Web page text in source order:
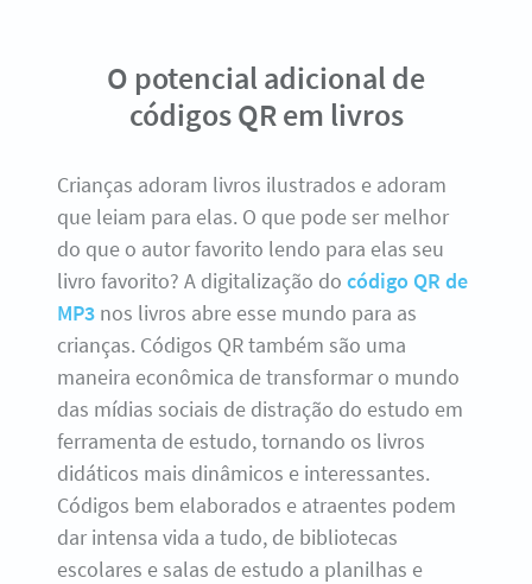
O potencial adicional de
códigos QR em livros
Crianças adoram livros ilustrados e adoram
que leiam para elas. O que pode ser melhor
do que o autor favorito lendo para elas seu
livro favorito? A digitalização do código QR de
MP3 nos livros abre esse mundo para as
crianças. Códigos QR também são uma
maneira econômica de transformar o mundo
das mídias sociais de distração do estudo em
ferramenta de estudo, tornando os livros
didáticos mais dinâmicos e interessantes.
Códigos bem elaborados e atraentes podem
dar intensa vida a tudo, de bibliotecas
escolares e salas de estudo a planilhas e